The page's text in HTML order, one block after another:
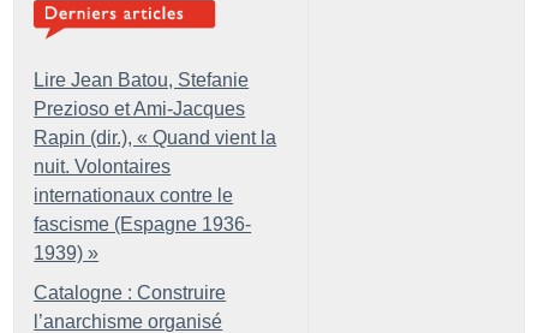
Lire Jean Batou, Stefanie
Prezioso et Ami-Jacques
Rapin (dir.), « Quand vient la
nuit. Volontaires
internationaux contre le
fascisme (Espagne 1936-
1939) »
Catalogne : Construire
l’anarchisme organisé